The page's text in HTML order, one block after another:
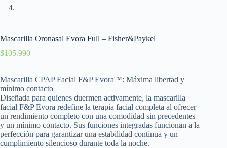
Mascarilla Oronasal Evora Full – Fisher&Paykel
$105.990
Mascarilla CPAP Facial F&P Evora™: Máxima libertad y
mínimo contacto
Diseñada para quienes duermen activamente, la mascarilla
facial F&P Evora redefine la terapia facial completa al ofrecer
un rendimiento completo con una comodidad sin precedentes
y un mínimo contacto. Sus funciones integradas funcionan a la
perfección para garantizar una estabilidad continua y un
cumplimiento silencioso durante toda la noche.